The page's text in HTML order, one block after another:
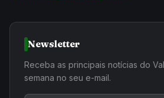
Newsletter
Receba as principais notícias do
semana no seu e-mail.